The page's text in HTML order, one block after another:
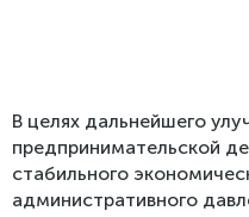
Доклады, выступления
Инфографика
В целях дальнейшего
предпринимательской
стабильного
административного